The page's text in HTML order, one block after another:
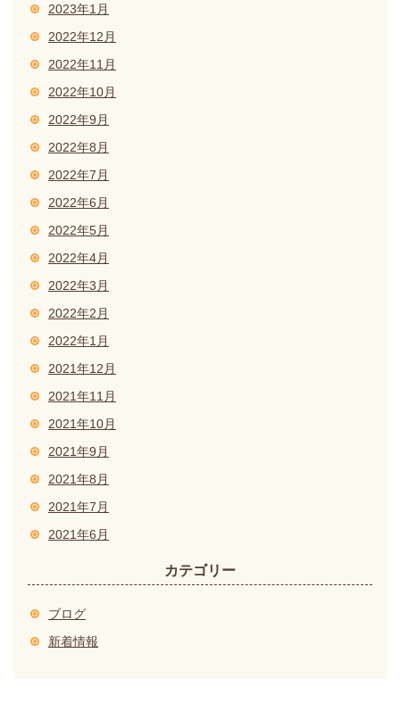
2023年1月
2022年12月
2022年11月
2022年10月
2022年9月
2022年8月
2022年7月
2022年6月
2022年5月
2022年4月
2022年3月
2022年2月
2022年1月
2021年12月
2021年11月
2021年10月
2021年9月
2021年8月
2021年7月
2021年6月
カテゴリー
ブログ
新着情報